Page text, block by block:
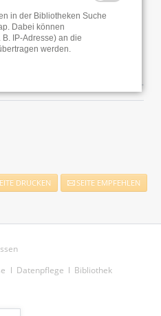
DRUCKEN SEITE EMPFEHLEN
Datenpflege
Bibliothek
in der Bibliotheken Suche
Dabei können
IP-Adresse) an die
werden.